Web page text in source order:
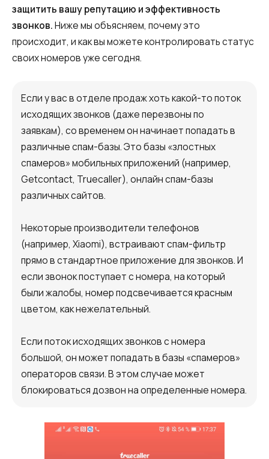
Голосовой AI-агент
распределения звонков
UniTalk Chat
Автообзвон
Автоматический телефонный опрос
Автоматический перезвон клиентам
Интерактивное голосовое меню — IVR
Конструктор телефонных событий
Дополнительные услуги
SIP TRUNK
Синтез речи
защитить вашу репутацию и эффективность
звонков.Ниже мы объясняем, почему это
происходит, и как вы можете контролировать статус
своих номеров уже сегодня.
Если у вас в отделе продаж хоть какой-то поток
исходящих звонков (даже перезвоны по
заявкам), со временем он начинает попадать в
различные спам-базы. Это базы «злостных
спамеров» мобильных приложений (например,
Getcontact, Truecaller), онлайн спам-базы
различных сайтов.
Некоторые производители телефонов
(например, Xiaomi), встраивают спам-фильтр
прямо в стандартное приложение для звонков. И
если звонок поступает с номера, на который
были жалобы, номер подсвечивается красным
цветом, как нежелательный.
Если поток исходящих звонков с номера
большой, он может попадать в базы «спамеров»
операторов связи. В этом случае может
блокироваться дозвон на определенные номера.